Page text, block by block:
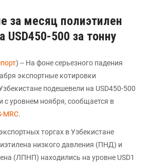
за месяц полиэтилен
USD450-500 за тонну
) -- На фоне серьезного падения
экспортные котировки
подешевели на USD450-500
с уровнем ноября, сообщается в
MRC.
торгах в Узбекистане
низкого давления (ПНД) и
(ЛПНП) находились на уровне USD1